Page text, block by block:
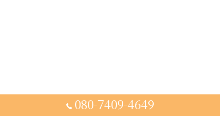
080-7409-4649